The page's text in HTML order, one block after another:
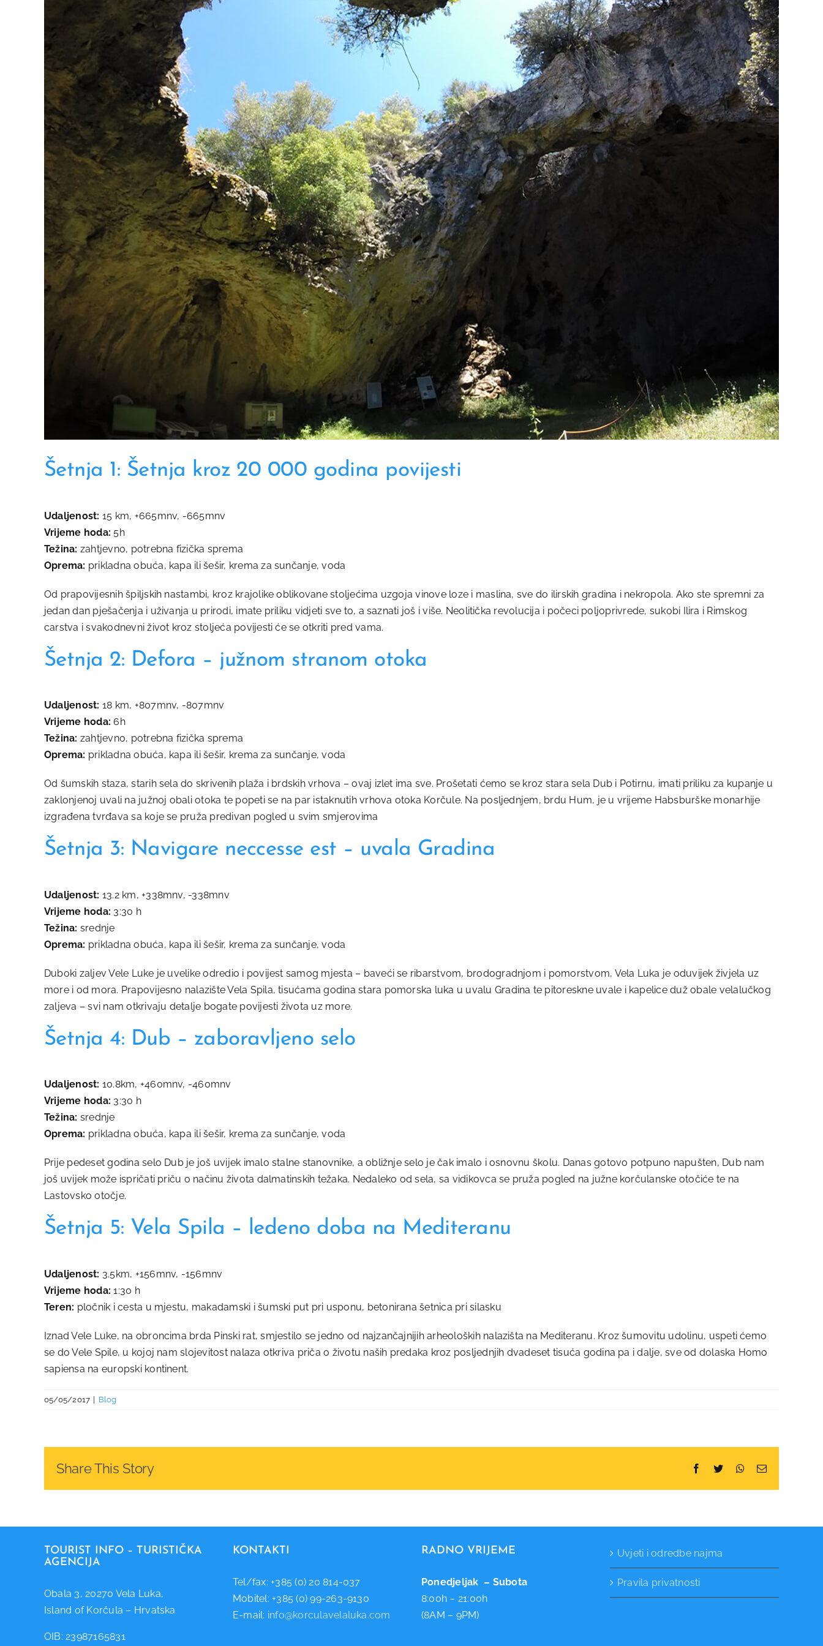
Šetnja 1: Šetnja kroz 20 000 godina povijesti
Udaljenost: 15 km, +665mnv, -665mnv
Vrijeme hoda: 5h
Težina: zahtjevno, potrebna fizička sprema
Oprema: prikladna obuća, kapa ili šešir, krema za sunčanje, voda
Od prapovijesnih špiljskih nastambi, kroz krajolike oblikovane stoljećima uzgoja vinove loze i maslina, sve do ilirskih gradina i nekropola. Ako ste spremni za
jedan dan pješačenja i uživanja u prirodi, imate priliku vidjeti sve to, a saznati još i više. Neolitička revolucija i počeci poljoprivrede, sukobi Ilira i Rimskog
carstva i svakodnevni život kroz stoljeća povijesti će se otkriti pred vama.
Šetnja 2: Defora – južnom stranom otoka
Udaljenost: 18 km, +807mnv, -807mnv
Vrijeme hoda: 6h
Težina: zahtjevno, potrebna fizička sprema
Oprema: prikladna obuća, kapa ili šešir, krema za sunčanje, voda
Od šumskih staza, starih sela do skrivenih plaža i brdskih vrhova – ovaj izlet ima sve. Prošetati ćemo se kroz stara sela Dub i Potirnu, imati priliku za kupanje u
zaklonjenoj uvali na južnoj obali otoka te popeti se na par istaknutih vrhova otoka Korčule. Na posljednjem, brdu Hum, je u vrijeme Habsburške monarhije
izgrađena tvrđava sa koje se pruža predivan pogled u svim smjerovima
Šetnja 3: Navigare neccesse est – uvala Gradina
Udaljenost: 13.2 km, +338mnv, -338mnv
Vrijeme hoda: 3:30 h
Težina: srednje
Oprema: prikladna obuća, kapa ili šešir, krema za sunčanje, voda
Duboki zaljev Vele Luke je uvelike odredio i povijest samog mjesta – baveći se ribarstvom, brodogradnjom i pomorstvom, Vela Luka je oduvijek živjela uz
more i od mora. Prapovijesno nalazište Vela Spila, tisućama godina stara pomorska luka u uvalu Gradina te pitoreskne uvale i kapelice duž obale velalučkog
zaljeva – svi nam otkrivaju detalje bogate povijesti života uz more.
Šetnja 4: Dub – zaboravljeno selo
Udaljenost: 10.8km, +460mnv, -460mnv
Vrijeme hoda: 3:30 h
Težina: srednje
Oprema: prikladna obuća, kapa ili šešir, krema za sunčanje, voda
Prije pedeset godina selo Dub je još uvijek imalo stalne stanovnike, a obližnje selo je čak imalo i osnovnu školu. Danas gotovo potpuno napušten, Dub nam
još uvijek može ispričati priču o načinu života dalmatinskih težaka. Nedaleko od sela, sa vidikovca se pruža pogled na južne korčulanske otočiće te na
Lastovsko otočje.
Šetnja 5: Vela Spila – ledeno doba na Mediteranu
Udaljenost: 3.5km, +156mnv, -156mnv
Vrijeme hoda: 1:30 h
Teren: pločnik i cesta u mjestu, makadamski i šumski put pri usponu, betonirana šetnica pri silasku
Iznad Vele Luke, na obroncima brda Pinski rat, smjestilo se jedno od najzančajnijih arheoloških nalazišta na Mediteranu. Kroz šumovitu udolinu, uspeti ćemo
se do Vele Spile, u kojoj nam slojevitost nalaza otkriva priča o životu naših predaka kroz posljednjih dvadeset tisuća godina pa i dalje, sve od dolaska Homo
sapiensa na europski kontinent.
05/05/2017 | Blog
Share This Story Facebook
TwitterWhatsApp
Email
TOURIST INFO – TURISTIČKA
AGENCIJA
Obala 3, 20270 Vela Luka,
Island of Korčula – Hrvatska
OIB: 23987165831
KONTAKTI
Tel/fax: +385 (0) 20 814-037
Mobitel: +385 (0) 99-263-9130
E-mail: info@korculavelaluka.com
RADNO VRIJEME
Ponedjeljak – Subota
8:00h – 21:00h
(8AM – 9PM)
Uvjeti i odredbe najma
Pravila privatnosti